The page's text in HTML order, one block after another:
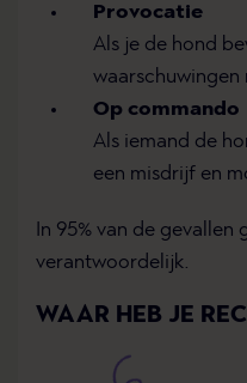
Provocatie
Als je de hond
waarschuwingen
Op commando
Als iemand de
een misdrijf en
In 95% van de
verantwoordelijk.
WAAR HEB JE